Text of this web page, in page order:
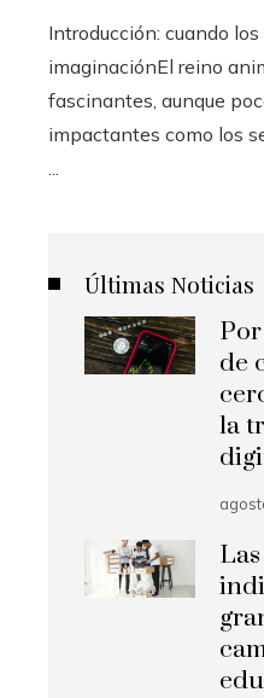
Introducción: cuando
imaginaciónEl reino
fascinantes, aunque
impactantes como los
Últimas Noticias
de
la